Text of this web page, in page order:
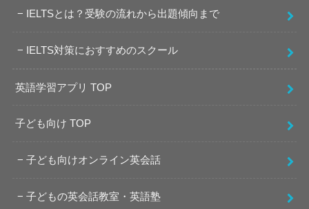
IELTSとは？受験の流れから出題傾向まで
IELTS対策におすすめのスクール
英語学習アプリ TOP
子ども向け TOP
子ども向けオンライン英会話
子どもの英会話教室・英語塾